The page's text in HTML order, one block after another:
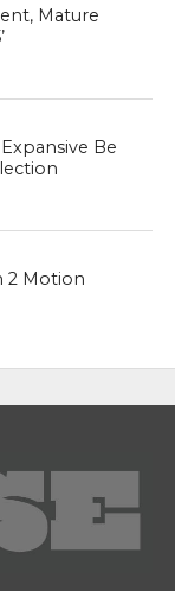
Mature
Be
2 Motion